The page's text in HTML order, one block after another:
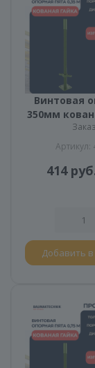
Винтовая
350мм
Артикул:
414
Добавить в